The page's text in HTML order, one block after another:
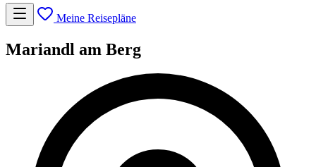
Meine Reisepläne
Mariandl am Berg